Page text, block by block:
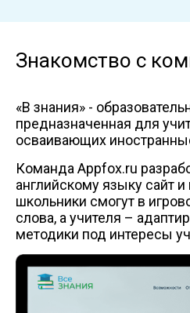
Знакомство с
«В знания» -
предназначенная для
осваивающих
Команда Appfox.ru
английскому языку сайт
школьники смогут в
слова, а учителя –
методики под интересы